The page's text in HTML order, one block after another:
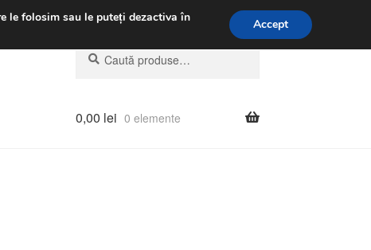
031 229 6816
Caută
după:
Caută
0,00 lei 0 elemente
le folosim sau le puteți dezactiva în
Accept